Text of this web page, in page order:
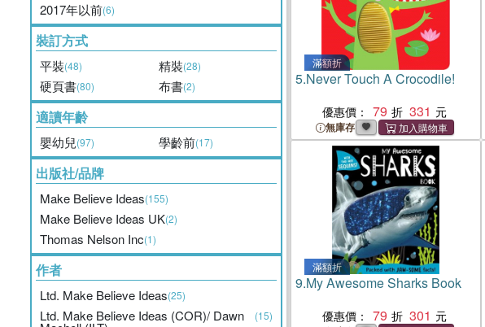
2017年以前(6)
裝訂方式
平裝(48) 精裝(28)
硬頁書(80) 布書(2)
適讀年齡
嬰幼兒(97) 學齡前(17)
出版社/品牌
Make Believe Ideas(155)
Make Believe Ideas UK(2)
Thomas Nelson Inc(1)
作者
Ltd. Make Believe Ideas(25)
Ltd. Make Believe Ideas (COR)/ Dawn (15)
滿額折
5.Never Touch A Crocodile!
優惠價： 79 331
無庫存
滿額折
9.My Awesome Sharks Book
優惠價： 79 301